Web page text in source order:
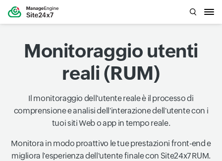
Monitoraggio utenti
reali (RUM)
Il monitoraggio dell'utente reale è il processo di
comprensione e analisi dell'interazione dell'utente con i
tuoi siti Web o app in tempo reale.
Monitora in modo proattivo le tue prestazioni front-end e
migliora l'esperienza dell'utente finale con Site24x7 RUM.